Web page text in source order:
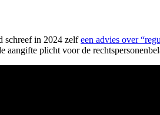
schreef in 2024 zelfeen advies over
plicht voor de